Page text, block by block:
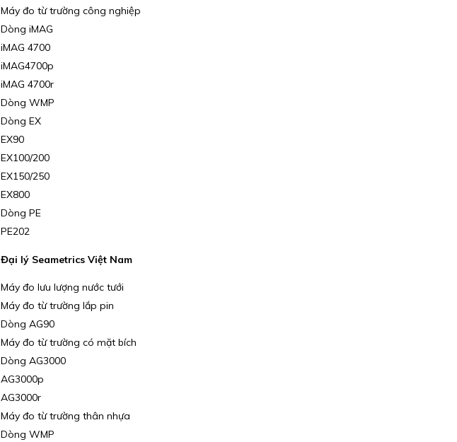
Máy đo từ trường công nghiệp
Dòng iMAG
iMAG 4700
iMAG4700p
iMAG 4700r
Dòng WMP
Dòng EX
EX90
EX100/200
EX150/250
EX800
Dòng PE
PE202
Đại lý Seametrics Việt Nam
Máy đo lưu lượng nước tưới
Máy đo từ trường lắp pin
Dòng AG90
Máy đo từ trường có mặt bích
Dòng AG3000
AG3000p
AG3000r
Máy đo từ trường thân nhựa
Dòng WMP